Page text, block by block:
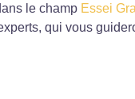
le champ Essei
qui vous